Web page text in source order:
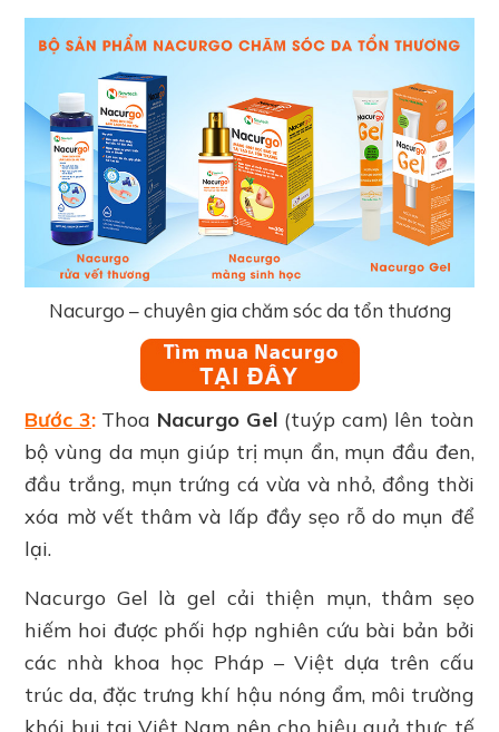
Nacurgo – chuyên gia chăm sóc da tổn thương
Bước 3:Thoa Nacurgo Gel (tuýp cam) lên toàn
bộ vùng da mụn giúp trị mụn ẩn, mụn đầu đen,
đầu trắng, mụn trứng cá vừa và nhỏ, đồng thời
xóa mờ vết thâm và lấp đầy sẹo rỗ do mụn để
lại.
Nacurgo Gel là gel cải thiện mụn, thâm sẹo
hiếm hoi được phối hợp nghiên cứu bài bản bởi
các nhà khoa học Pháp – Việt dựa trên cấu
trúc da, đặc trưng khí hậu nóng ẩm, môi trường